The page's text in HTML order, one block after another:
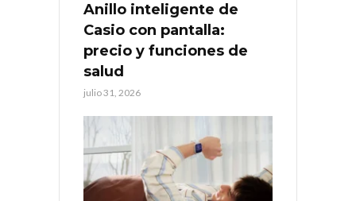
Anillo inteligente de
Casio con pantalla:
precio y funciones de
salud
julio 31, 2026